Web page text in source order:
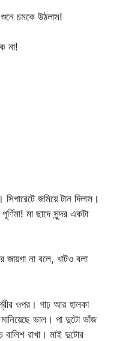
চমকে উঠলাম!
না!
সিগারেটে জমিয়ে টান দিলাম।
মা ছাদে সুন্দর একটা
না বলে, খাটও বলা
ওপর। গাঢ় আর হালকা
মানিয়েছে ভাল। পা দুটো ভাঁজ
বালিশ রাখা। মাই দুটোর